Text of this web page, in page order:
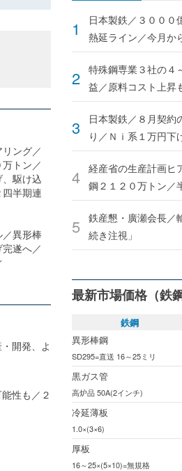
ング／
トン／
駆け込
半期連
異形棒
遂へ／
開発、よ
性も／２
日本製鉄／３０００
熱延ライン／今月か
特殊鋼専業３社の４
益／原料コスト上昇
日本製鉄／８月契約
り／Ｎｉ系１万円下
経産省の生産計画ヒ
鋼２１２０万トン／
鉄産懇・廣瀬会長／
続き注視」
最新市場価格（鉄
鉄鋼
異形棒鋼
SD295=直送 16～25ミリ
黒ガス管
高炉品 50A(2インチ)
冷延薄板
1.0×(3×6)
厚板
16～25×(5×10)=無規格